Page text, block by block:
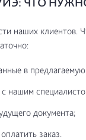
наших клиентов.
в
нашим
документа;
заказ.